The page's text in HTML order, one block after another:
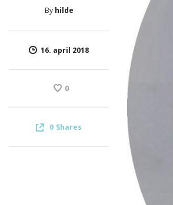
By hilde
16. april 2018
0
0 Shares